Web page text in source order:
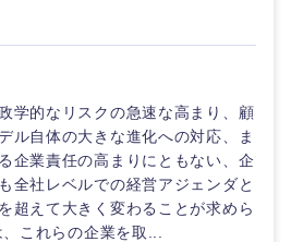
学的なリスクの急速な高まり、顧
ル自体の大きな進化への対応、ま
企業責任の高まりにともない、企
全社レベルでの経営アジェンダと
超えて大きく変わることが求めら
これらの企業を取...